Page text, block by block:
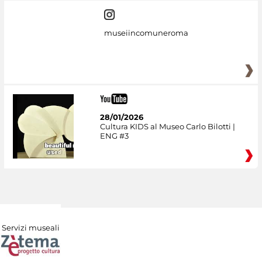
museiincomuneroma
28/01/2026
Cultura KIDS al Museo Carlo Bilotti |
ENG #3
Servizi museali